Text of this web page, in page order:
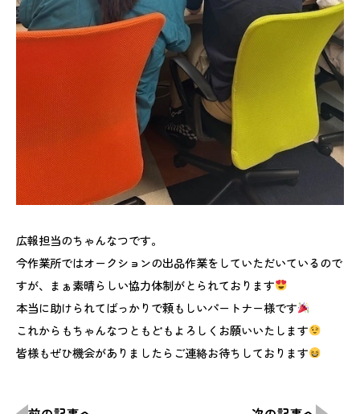
広報担当のちゃんなつです。
今作業所ではオークションの出品作業をしていただいているので
すが、まぁ素晴らしい協力体制がとられております
本当に助けられてばっかりで頼もしいパートナー様です
これからもちゃんなつともどもよろしくお願いいたします
皆様もぜひ機会がありましたらご連絡お待ちしております